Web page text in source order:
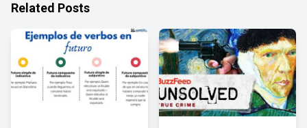
Related Posts